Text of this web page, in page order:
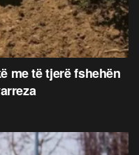
me të tjerë fshehën